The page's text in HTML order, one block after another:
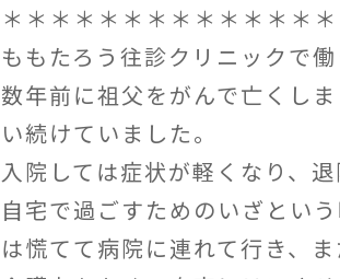
＊＊＊＊＊＊＊＊＊＊＊＊＊
ももたろう往診クリニックで働
数年前に祖父をがんで亡くし
い続けていました。
入院しては症状が軽くなり、
自宅で過ごすためのいざとい
は慌てて病院に連れて行き、